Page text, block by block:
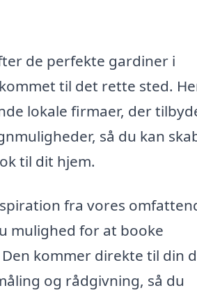
de perfekte gardiner i
til det rette sted.
lokale firmaer, der
så du kan
til dit hjem.
fra vores
mulighed for at booke
kommer direkte til din
og rådgivning, så du